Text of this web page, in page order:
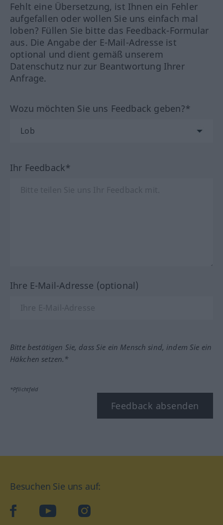
Fehlt eine Übersetzung, ist Ihnen ein Fehler
aufgefallen oder wollen Sie uns einfach mal
loben? Füllen Sie bitte das Feedback-Formular
aus. Die Angabe der E-Mail-Adresse ist
optional und dient gemäß unserem
Datenschutz nur zur Beantwortung Ihrer
Anfrage.
Wozu möchten Sie uns Feedback geben?*
Ihr Feedback*
Ihre E-Mail-Adresse (optional)
Bitte bestätigen Sie, dass Sie ein Mensch sind, indem Sie ein
Häkchen setzen.*
*Pflichtfeld
Feedback absenden
Besuchen Sie uns auf:
facebookYouTube Instagram